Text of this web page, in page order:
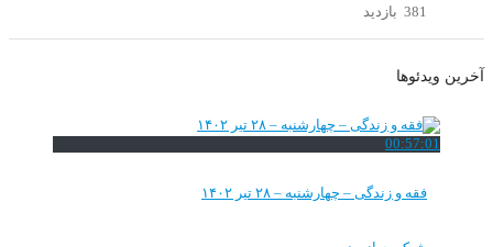
381 بازدید
آخرین ویدئوها
00:57:01
فقه و زندگی – چهارشنبه – ۲۸ تیر ۱۴۰۲